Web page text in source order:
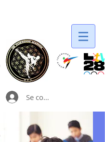
Se connecter